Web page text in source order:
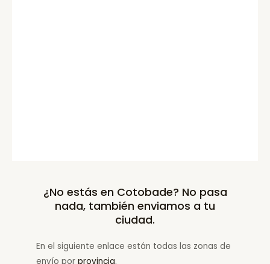
¿No estás en Cotobade? No pasa
nada, también enviamos a tu
ciudad.
En el siguiente enlace están todas las zonas de
envío por provincia.